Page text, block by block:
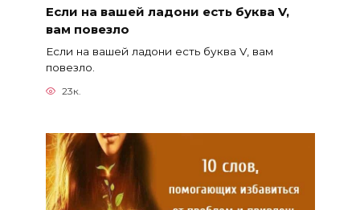
Если на вашей ладони есть буква V,
вам повезло
Если на вашей ладони есть буква V, вам
повезло.
23к.